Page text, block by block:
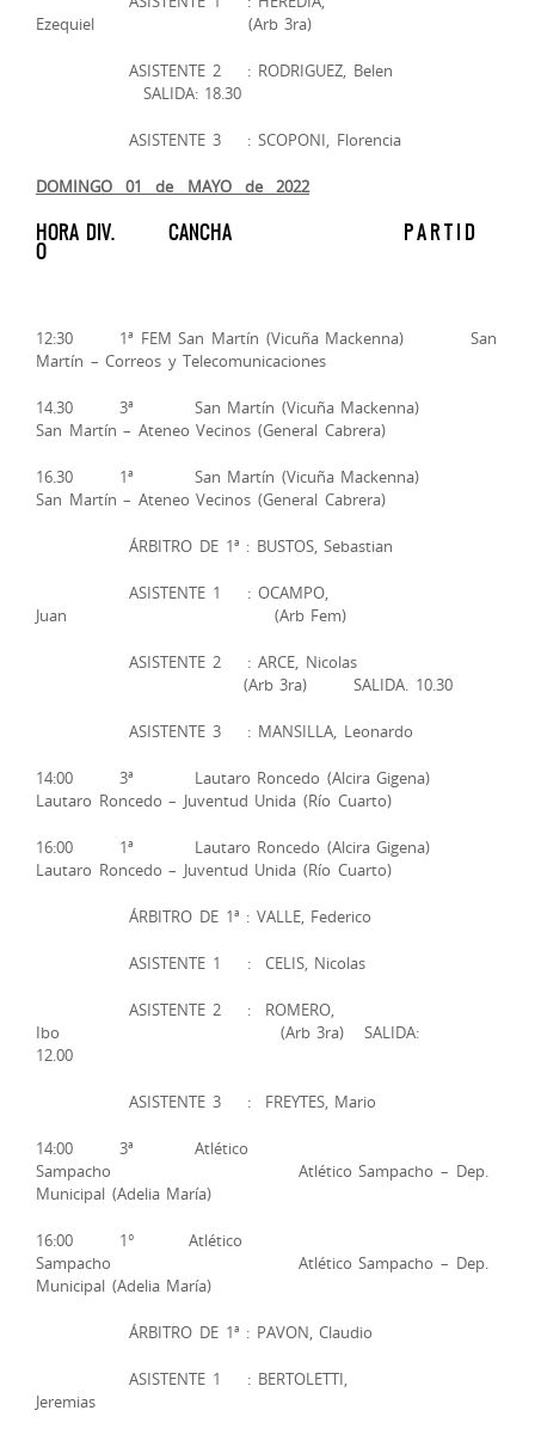
Ezequiel (Arb 3ra)
ASISTENTE 2 : RODRIGUEZ, Belen
SALIDA: 18.30
ASISTENTE 3 : SCOPONI, Florencia
DOMINGO 01 de MAYO de 2022
HORA DIV. CANCHA P A R T I D
O
12:30 1ª FEM San Martín (Vicuña Mackenna) San
Martín – Correos y Telecomunicaciones
14.30 3ª San Martín (Vicuña Mackenna)
San Martín – Ateneo Vecinos (General Cabrera)
16.30 1ª San Martín (Vicuña Mackenna)
San Martín – Ateneo Vecinos (General Cabrera)
ÁRBITRO DE 1ª : BUSTOS, Sebastian
ASISTENTE 1 : OCAMPO,
Juan (Arb Fem)
ASISTENTE 2 : ARCE, Nicolas
(Arb 3ra) SALIDA. 10.30
ASISTENTE 3 : MANSILLA, Leonardo
14:00 3ª Lautaro Roncedo (Alcira Gigena)
Lautaro Roncedo – Juventud Unida (Río Cuarto)
16:00 1ª Lautaro Roncedo (Alcira Gigena)
Lautaro Roncedo – Juventud Unida (Río Cuarto)
ÁRBITRO DE 1ª : VALLE, Federico
ASISTENTE 1 : CELIS, Nicolas
ASISTENTE 2 : ROMERO,
Ibo (Arb 3ra) SALIDA:
12.00
ASISTENTE 3 : FREYTES, Mario
14:00 3ª Atlético
Sampacho Atlético Sampacho – Dep.
Municipal (Adelia María)
16:00 1° Atlético
Sampacho Atlético Sampacho – Dep.
Municipal (Adelia María)
ÁRBITRO DE 1ª : PAVON, Claudio
ASISTENTE 1 : BERTOLETTI,
Jeremias